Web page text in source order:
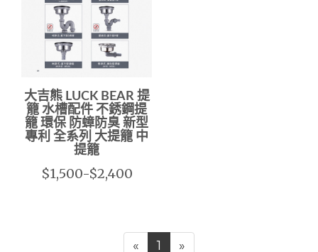
大吉熊 LUCK BEAR 提
籠 水槽配件 不銹鋼提
籠 環保 防蟑防臭 新型
專利 全系列 大提籠 中
提籠
$1,500-$2,400
« 1 »